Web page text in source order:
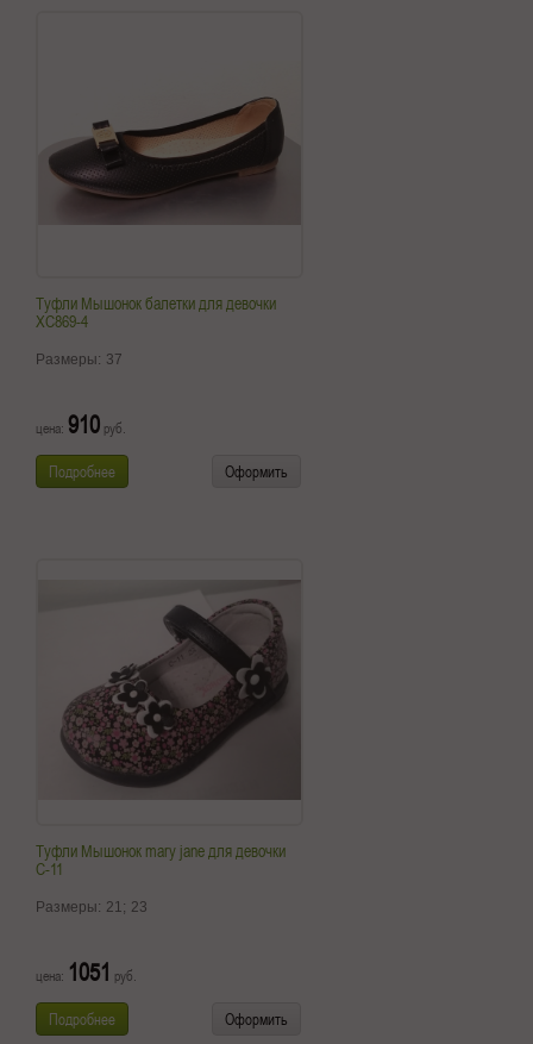
Туфли Мышонок балетки для девочки
XС869-4
Размеры: 37
цена: 910 руб.
Подробнее Оформить
Туфли Мышонок mary jane для девочки
C-11
Размеры: 21; 23
цена: 1051 руб.
Подробнее Оформить